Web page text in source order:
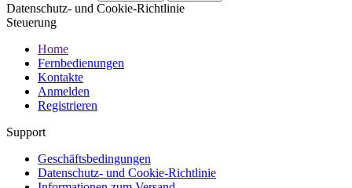
Datenschutz- und Cookie-Richtlinie
Steuerung
Home
Fernbedienungen
Kontakte
Anmelden
Registrieren
Support
Geschäftsbedingungen
Datenschutz- und Cookie-Richtlinie